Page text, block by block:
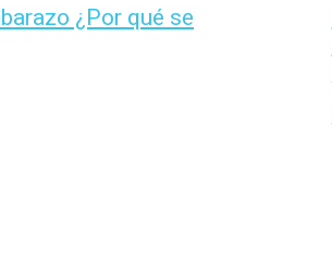
¿Por qué se